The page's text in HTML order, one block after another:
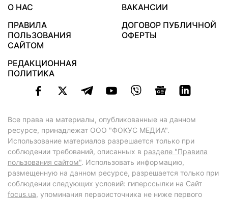
О НАС
ВАКАНСИИ
ПРАВИЛА
ПОЛЬЗОВАНИЯ
САЙТОМ
ДОГОВОР ПУБЛИЧНОЙ
ОФЕРТЫ
РЕДАКЦИОННАЯ
ПОЛИТИКА
Все права на материалы, опубликованные на данном
ресурсе, принадлежат ООО "ФОКУС МЕДИА".
Использование материалов разрешается только при
соблюдении требований, описанных в разделе "Правила
пользования сайтом". Использовать информацию,
размещенную на данном ресурсе, разрешается только при
соблюдении следующих условий: гиперссылки на Сайт
focus.ua, упоминания первоисточника не ниже первого